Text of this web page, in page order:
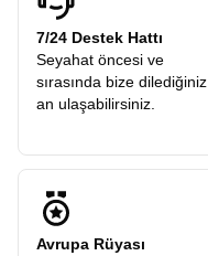
7/24 Destek Hattı
Seyahat öncesi ve
sırasında bize dilediğiniz
an ulaşabilirsiniz.
Avrupa Rüyası